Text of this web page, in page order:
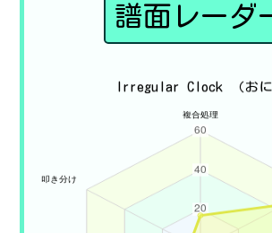
譜面レーダ